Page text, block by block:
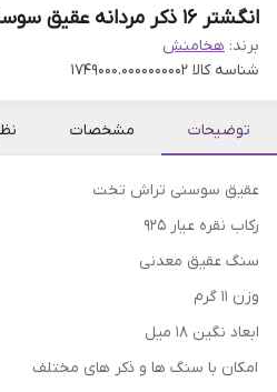
انگشتر 16 ذکر مردانه عقیق سوسنی مدل شاپرک
برند: هخامنش
شناسه کالا 1749000.0000000002
توضیحات مشخصات
عقیق سوسنی تراش تخت
رکاب نقره عیار ۹۲۵
سنگ عقیق معدنی
وزن ۱۱ گرم
ابعاد نگین ۱۸ میل
امکان با سنگ ها و ذکر های مختلف